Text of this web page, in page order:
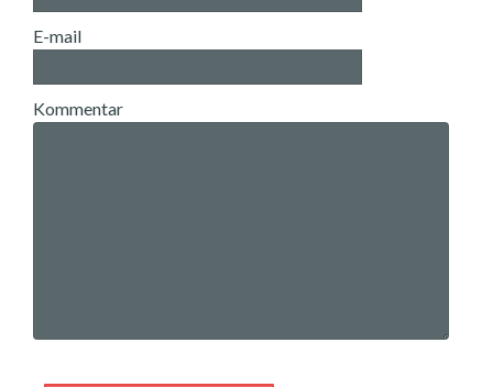
E-mail
Kommentar